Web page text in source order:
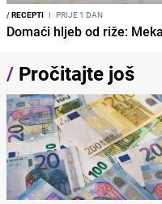
/RECEPTI I PRIJE 1 DAN
Domaći hljeb od riže:
/ Pročitajte još